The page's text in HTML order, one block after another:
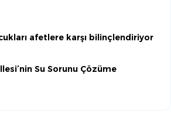
afetlere karşı bilinçlendiriyor
Su Sorunu Çözüme